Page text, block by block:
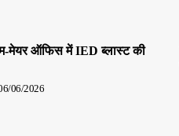
मेयर ऑफिस में IED ब्लास्ट की
06/2026